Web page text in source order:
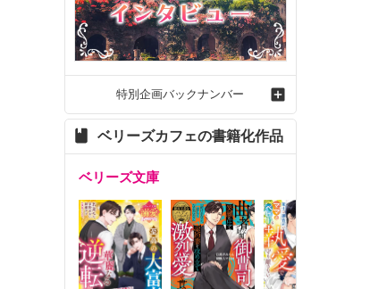
特別企画バックナンバー
ベリーズカフェの書籍化作品
ベリーズ文庫